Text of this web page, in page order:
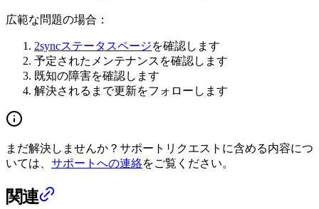
広範な問題の場合：
2syncステータスページを確認します
予定されたメンテナンスを確認します
既知の障害を確認します
解決されるまで更新をフォローします
まだ解決しませんか？サポートリクエストに含める内容につ
いては、 サポートへの連絡をご覧ください。
関連